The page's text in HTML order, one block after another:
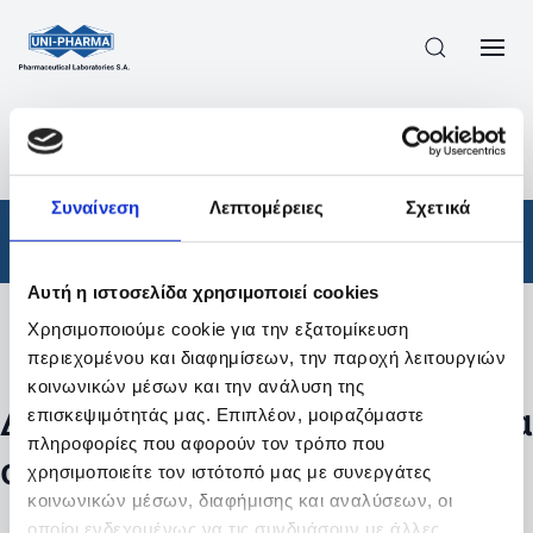
Συναίνεση Λεπτομέρειες Σχετικά
Αυτή η ιστοσελίδα χρησιμοποιεί cookies
Χρησιμοποιούμε cookie για την εξατομίκευση
περιεχομένου και διαφημίσεων, την παροχή λειτουργιών
κοινωνικών μέσων και την ανάλυση της
επισκεψιμότητάς μας. Επιπλέον, μοιραζόμαστε
πληροφορίες που αφορούν τον τρόπο που
χρησιμοποιείτε τον ιστότοπό μας με συνεργάτες
κοινωνικών μέσων, διαφήμισης και αναλύσεων, οι
οποίοι ενδεχομένως να τις συνδυάσουν με άλλες
ΠΡΟΪΟΝΤΑ ΣΥΝΤΑΓΟΓΡΑΦΟΎΜΕΝΑ
/
ΑΠΟΤΕΛΕΣΜΑΤΑ ΑΝΑΖΗΤΗΣΗΣ
Φάρμακα / Συνταγογραφούμενα
Φίλτρα
Δεν βρέθηκαν προϊόντα με τα
συγκεκριμένα φίλτρα